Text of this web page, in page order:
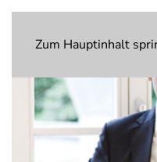
Zum Hauptinhalt